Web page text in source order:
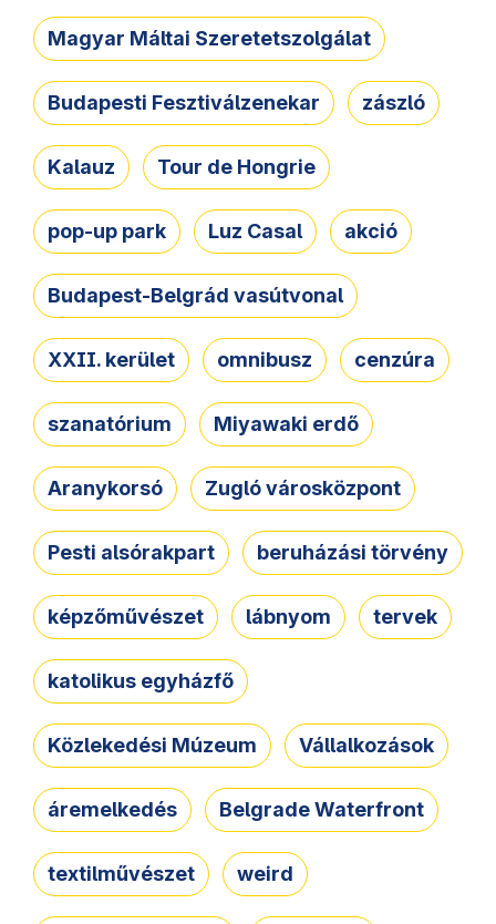
Magyar Máltai Szeretetszolgálat
Budapesti Fesztiválzenekar zászló
Kalauz Tour de Hongrie
pop-up park Luz Casal akció
Budapest-Belgrád vasútvonal
XXII. kerület omnibusz cenzúra
szanatórium Miyawaki erdő
Aranykorsó Zugló városközpont
Pesti alsórakpart beruházási törvény
képzőművészet lábnyom tervek
katolikus egyházfő
Közlekedési Múzeum Vállalkozások
áremelkedés Belgrade Waterfront
textilművészet weird